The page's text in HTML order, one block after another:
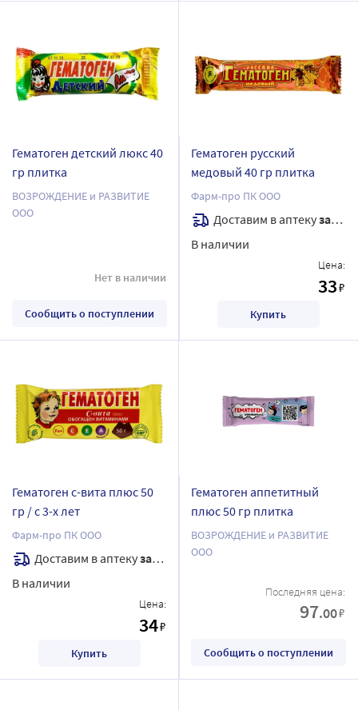
Гематоген детский люкс 40
гр плитка
ВОЗРОЖДЕНИЕ и РАЗВИТИЕ
ООО
Нет в наличии
Сообщить о поступлении
Гематоген русский
медовый 40 гр плитка
Фарм-про ПК ООО
Доставим в аптекузавтра
В наличии
Цена:
33₽
Купить
Гематоген с-вита плюс 50
гр / с 3-х лет
Фарм-про ПК ООО
Доставим в аптекузавтра
В наличии
Цена:
34₽
Купить
Гематоген аппетитный
плюс 50 гр плитка
ВОЗРОЖДЕНИЕ и РАЗВИТИЕ
ООО
Последняя цена:
97.00₽
Сообщить о поступлении